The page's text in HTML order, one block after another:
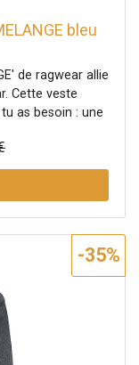
bleu
de ragwear allie
Cette veste
as besoin : une
pression et
des applications
éclair est
Des poignets
teddy douillet
revers et cordon
résistant
de boutonnage
côtelés pour un
arrondi dans le
pression et
-35%